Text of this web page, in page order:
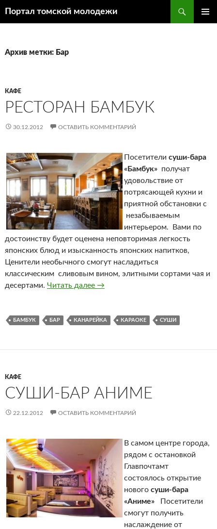
Портал томской молодежи
Архив метки: Бар
КАФЕ
РЕСТОРАН БАМБУК
30.12.2012 ОСТАВИТЬ КОММЕНТАРИЙ
Посетители суши-бара
«Бамбук» получат
удовольствие от
потрясающей кухни и
приятной обстановки с
незабываемым
интерьером. Вами по
достоинству будет оценена неповторимая легкость
японских блюд и изысканность японских напитков,
Ценители необычного смогут насладиться
классическим сливовым вином, элитными сортами чая и
десертами. Читать далее Ресторан Бамбук
→
БАМБУК БАР КАНАРЕЙКА КАРАОКЕ СУШИ
КАФЕ
СУШИ-БАР АНИМЕ
22.12.2012 ОСТАВИТЬ КОММЕНТАРИЙ
В самом центре города,
рядом с остановкой
Главпочтамт
состоялось открытие
нового суши-бара
«Аниме»
Посетители
смогут получить
наслаждение от